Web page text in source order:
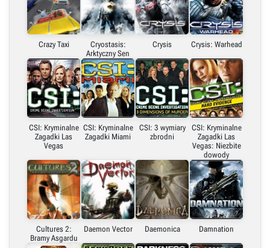
Crazy Taxi
Cryostasis:
Arktyczny Sen
Crysis Crysis: Warhead
CSI: Kryminalne
Zagadki Las
Vegas
CSI: Kryminalne
Zagadki Miami
CSI: 3 wymiary
zbrodni
CSI: Kryminalne
Zagadki Las
Vegas: Niezbite
dowody
Cultures 2:
Bramy Asgardu
Daemon Vector Daemonica Damnation